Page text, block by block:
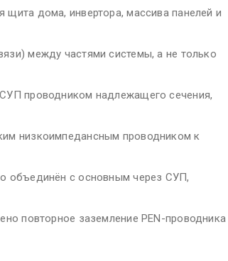
дома, инвертора, массива панелей и
между частями системы, а не только
проводником надлежащего сечения,
низкоимпедансным проводником к
объединён с основным через СУП,
повторное заземление PEN-проводника